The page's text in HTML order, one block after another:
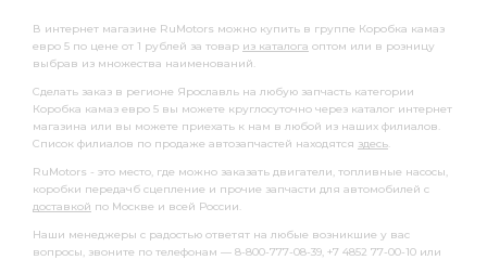
В интернет магазине RuMotors можно купить в группе Коробка камаз
евро 5 по цене от 1 рублей за товар из каталога оптом или в розницу
выбрав из множества наименований.
Сделать заказ в регионе Ярославль на любую запчасть категории
Коробка камаз евро 5 вы можете круглосуточно через каталог интернет
магазина или вы можете приехать к нам в любой из наших филиалов.
Список филиалов по продаже автозапчастей находятся здесь.
RuMotors - это место, где можно заказать двигатели, топливные насосы,
коробки передачб сцепление и прочие запчасти для автомобилей с
доставкой по Москве и всей России.
Наши менеджеры с радостью ответят на любые возникшие у вас
вопросы, звоните по телефонам — 8-800-777-08-39, +7 4852 77-00-10 или